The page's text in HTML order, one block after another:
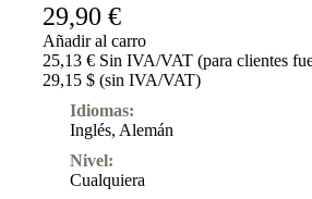
29,90 €
Añadir al carro
25,13 € Sin IVA/VAT (para clientes
29,15 $ (sin IVA/VAT)
Idiomas:
Inglés, Alemán
Nivel:
Cualquiera